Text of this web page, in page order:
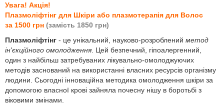
Увага! Акція!
Плазмоліфтінг для Шкіри або плазмотерапія для Волос
за 1500 грн (замість 1850 грн)
Плазмоліфтінг - це унікальний, науково-розроблений метод
ін'єкційного омолодження . Цей безпечний, гіпоалергенний,
один з найбільш затребуваних лікувально-омолоджуючих
методів заснований на використанні власних ресурсів організму
людини. Сьогодні інноваційна методика омолодження шкіри за
допомогою власної крові зайняла почесну нішу в боротьбі з
віковими змінами.